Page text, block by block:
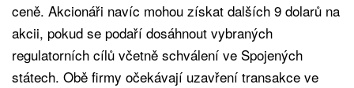
ceně. Akcionáři navíc mohou získat dalších 9 dolarů na
akcii, pokud se podaří dosáhnout vybraných
regulatorních cílů včetně schválení ve Spojených
státech. Obě firmy očekávají uzavření transakce ve